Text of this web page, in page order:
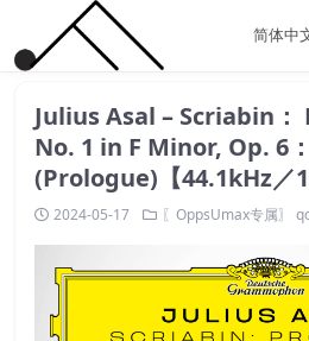
Julius Asal – Scriabin：
No. 1 in F Minor, Op. 6
(Prologue)【44.1kHz／
2024-05-17 〖OppsUmax专属〗